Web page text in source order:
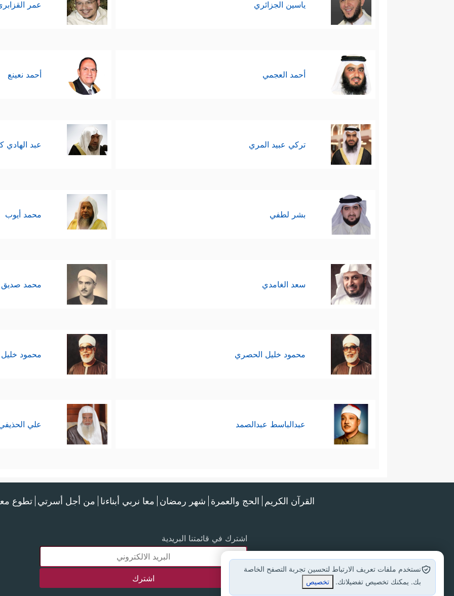
ياسين الجزائري عمر
أحمد العجمي أحمد نعينع
تركي عبيد المري عبد الهادي
بشر لطفي محمد أيوب
سعد الغامدي محمد صديق
محمود خليل الحصري محمود
عبدالباسط عبدالصمد علي
القرآن الكريم الحج والعمرة شهر رمضان معا نربي أبناءنا من أجل أسرتي تطوع
اشترك في قائمتنا البريدية
نستخدم ملفات تعريف الارتباط لتحسين تجربة التصفح الخاصة
بك. يمكنك تخصيص تفضيلاتك.
تخصيص